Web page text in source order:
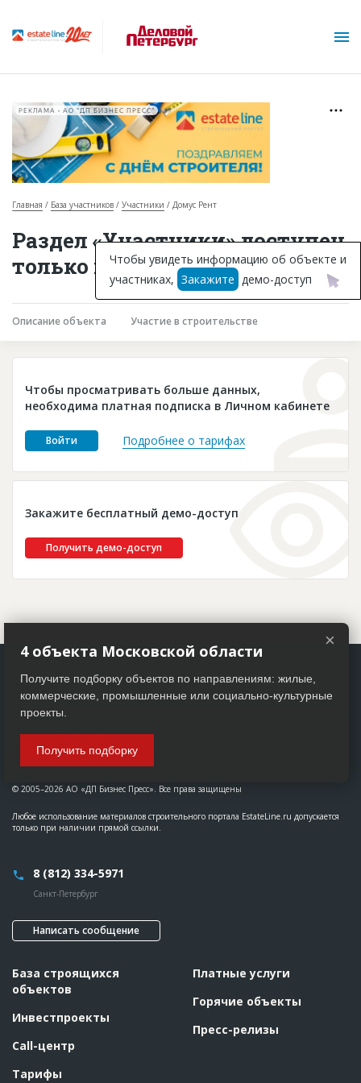
Горячие объекты
База строящихся объектов
Инвестпроекты
Глоссарий
Платные услуги
Пресс-релизы
РЕКЛАМА • АО "ДП БИЗНЕС ПРЕСС"
Главная База участников Участники Домус Рент
Раздел «Участники» доступен
только подписчикам
Описание объекта Участие в строительстве
Чтобы просматривать больше данных,
необходима платная подписка в Личном кабинете
Войти Подробнее о тарифах
Закажите бесплатный демо-доступ
Получить демо-доступ
Чтобы увидеть информацию об объекте и
участниках, Закажите демо-доступ
© 2005–2026 АО «ДП Бизнес Пресс». Все права защищены
Любое использование материалов строительного портала EstateLine.ru допускается
только при наличии прямой ссылки.
8 (812) 334-5971
Санкт-Петербург
Написать сообщение
База строящихся
объектов
Инвестпроекты
Call-центр
Тарифы
Платные услуги
Горячие объекты
Пресс-релизы
×
4 объекта Московской области
Получите подборку объектов по направлениям: жилые,
коммерческие, промышленные или социально-культурные
проекты.
Получить подборку